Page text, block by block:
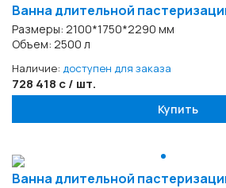
Ванна длительной
Размеры: 2100*1750*2290 мм
Объем: 2500 л
Наличие: доступен для заказа
728 418 с / шт.
Купить
Ванна длительной